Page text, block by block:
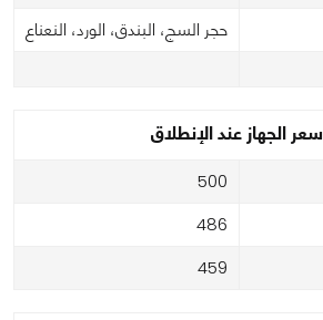
حجر السج، البندق، الورد، النعناع
سعر الجهاز عند الإنطلاق
500
486
459